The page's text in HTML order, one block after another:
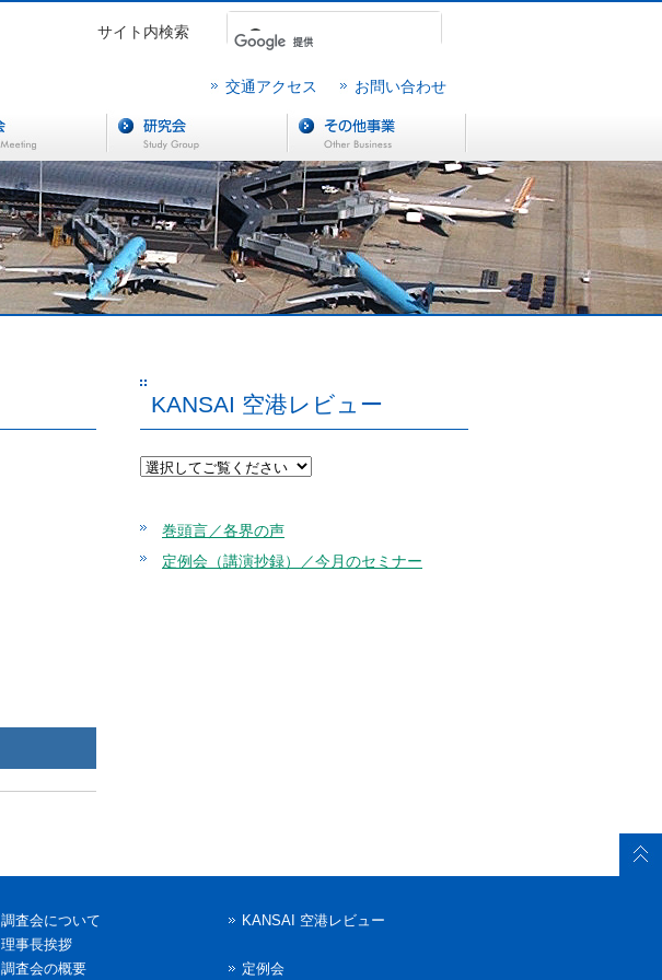
サイト内検索
交通アクセス お問い合わせ
KANSAI 空港レビュー
巻頭言／各界の声
定例会（講演抄録）／今月のセミナー
調査会について
理事長挨拶
調査会の概要
KANSAI 空港レビュー
定例会